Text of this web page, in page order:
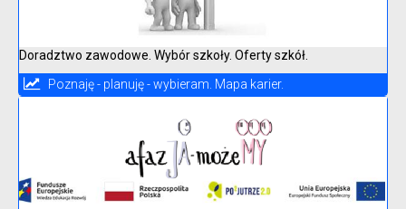
Doradztwo zawodowe. Wybór szkoły. Oferty szkół.
Poznaję - planuję - wybieram. Mapa karier.